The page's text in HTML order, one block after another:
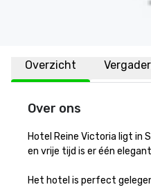
Overzicht
Over ons
Hotel Reine Victoria ligt in
en vrije tijd is er één
Het hotel is perfect